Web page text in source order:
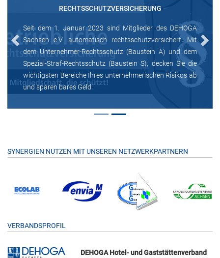
RECHTSSCHUTZVERSICHERUNG
Seit dem 1. Januar 2023 sind Mitglieder des DEHOGA
Sachsen e.V. automatisch rechtsschutzversichert. Mit
dem Unternehmer-Rechtsschutz (Baustein A) und dem
Spezial-Straf-Rechtsschutz (Baustein S), decken Sie die
wichtigsten Bereiche Ihres unternehmerischen Risikos ab
und sparen bares Geld.
Previous Next
SYNERGIEN NUTZEN MIT UNSEREN NETZWERKPARTNERN
VERBANDSPROFIL
DEHOGA Hotel- und Gaststättenverband